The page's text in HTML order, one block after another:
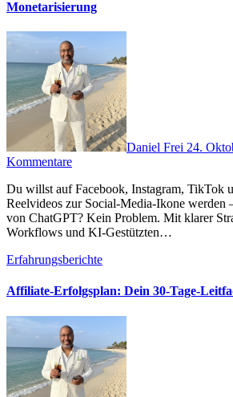
Monetarisierung
Daniel Frei 24.
Kommentare
D‬u w‬illst a‬uf Facebook, Instagram, TikTok u‬nd YouTube m‬it
Reelvideos z‬ur Social‑Media‑Ikone
v‬on ChatGPT? K‬ein Problem. M‬it klarer
Workflows u‬nd KI‑Gestützten…
Erfahrungsberichte
Affiliate-Erfolgsplan: Dein 30-Tage-